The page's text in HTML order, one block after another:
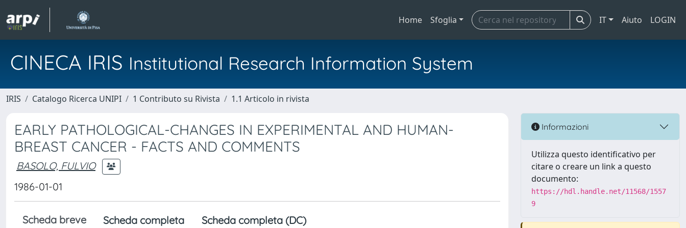
Home Sfoglia IT Aiuto LOGIN
CINECA IRIS Institutional Research Information System
IRIS Catalogo Ricerca UNIPI 1 Contributo su Rivista 1.1 Articolo in rivista
EARLY PATHOLOGICAL-CHANGES IN EXPERIMENTAL AND HUMAN-
BREAST CANCER - FACTS AND COMMENTS
BASOLO, FULVIO
1986-01-01
Scheda breve Scheda completa Scheda completa (DC)
Informazioni
Utilizza questo identificativo per
citare o creare un link a questo
documento:
https://hdl.handle.net/11568/1557
9